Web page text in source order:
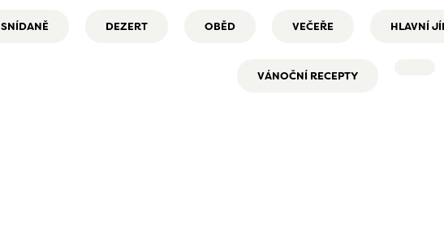
SNÍDANĚ DEZERT OBĚD VEČEŘE HLAVNÍ
VÁNOČNÍ RECEPTY